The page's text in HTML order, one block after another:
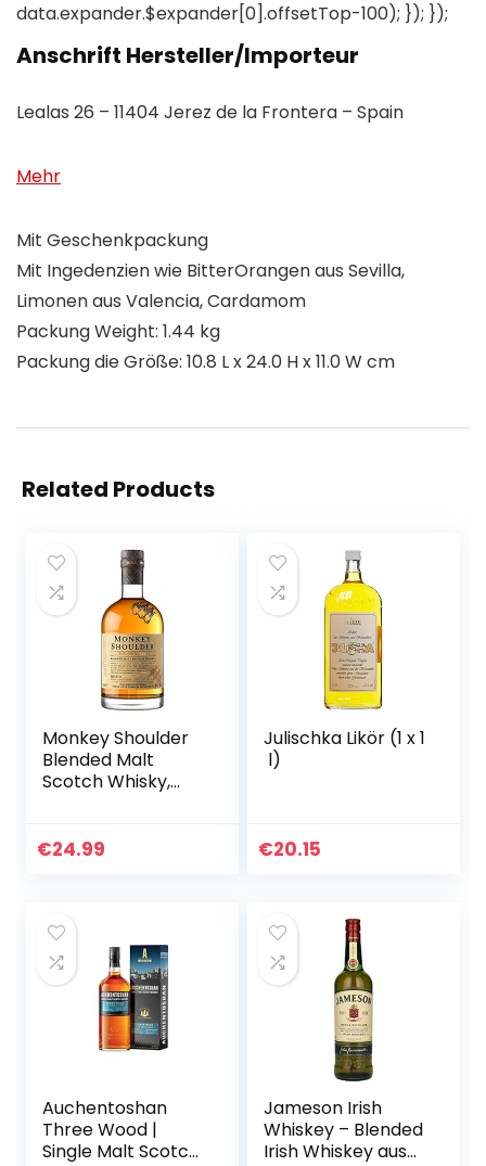
data.expander.$expander[0].offsetTop-100); }); });
Anschrift Hersteller/Importeur
Lealas 26 – 11404 Jerez de la Frontera – Spain
Mehr
Mit Geschenkpackung
Mit Ingedenzien wie BitterOrangen aus Sevilla,
Limonen aus Valencia, Cardamom
Packung Weight: 1.44 kg
Packung die Größe: 10.8 L x 24.0 H x 11.0 W cm
Related Products
Monkey Shoulder
Blended Malt
Scotch Whisky,
Whisky-Geschenk
€24.99
Julischka Likör (1 x 1
l)
€20.15
Auchentoshan
Three Wood |
Single Malt Scotch
Jameson Irish
Whiskey – Blended
Irish Whiskey aus